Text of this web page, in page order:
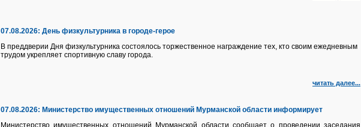
07.08.2026: День физкультурника в городе-герое
В преддверии Дня физкультурника состоялось торжественное награждение тех, кто своим ежедневным
трудом укрепляет спортивную славу города.
читать далее...
07.08.2026: Министерство имущественных отношений Мурманской области информирует
Министерство имущественных отношений Мурманской области сообщает о проведении заседания